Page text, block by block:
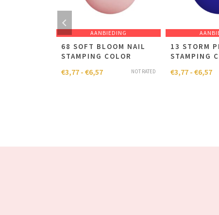
AANBIEDING
68 SOFT BLOOM NAIL
STAMPING COLOR
NOT RATED
€3,77 - €6,57
13 STORM
STAMPING
€3,77 - €6,57